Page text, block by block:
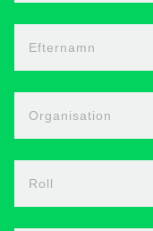
Efternamn
Organisation
Roll